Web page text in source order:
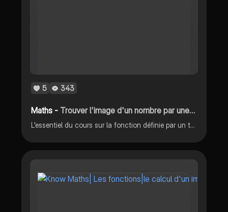
5 343
Maths - Trouver l'image d'un nombre par une fonction
L'essentiel du cours sur la fonction définie par un tableau par graphique et par une expression